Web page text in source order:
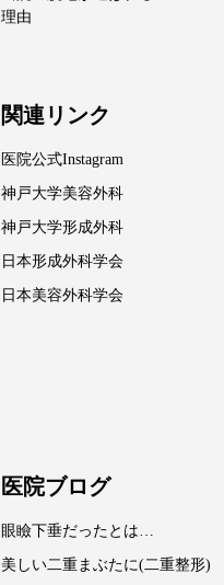
理由
関連リンク
医院公式Instagram
神戸大学美容外科
神戸大学形成外科
日本形成外科学会
日本美容外科学会
医院ブログ
眼瞼下垂だったとは…
美しい二重まぶたに(二重整形)